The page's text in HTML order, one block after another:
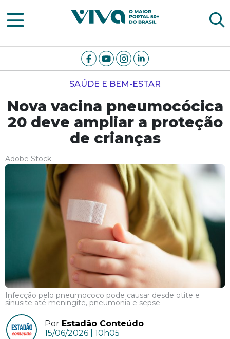
Viva Notícias
SAÚDE E BEM-ESTAR
Nova vacina pneumocócica
20 deve ampliar a proteção
de crianças
Adobe Stock
Infecção pelo pneumococo pode causar desde otite e
sinusite até meningite, pneumonia e sepse
Por Estadão Conteúdo
15/06/2026 | 10h05